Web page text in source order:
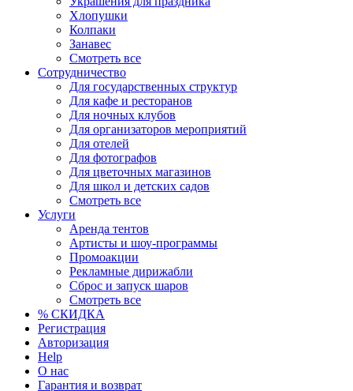
Хлопушки
Колпаки
Занавес
Смотреть все
Сотрудничество
Для государственных структур
Для кафе и ресторанов
Для ночных клубов
Для организаторов мероприятий
Для отелей
Для фотографов
Для цветочных магазинов
Для школ и детских садов
Смотреть все
Услуги
Аренда тентов
Артисты и шоу-программы
Промоакции
Рекламные дирижабли
Сброс и запуск шаров
Смотреть все
% СКИДКА
Регистрация
Авторизация
Help
О нас
Гарантия и возврат